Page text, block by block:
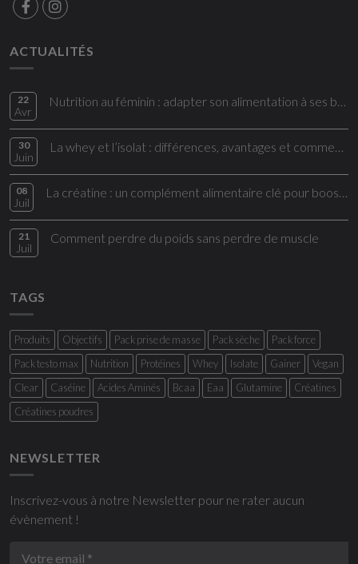
ACTUALITÉS
22
Avr
Nutrition au féminin : adapter son alimentation à ses besoins
30
Juin
La whey et l’isolat : différences, avantages et comment bien les choisir
08
Juil
La créatine : un complément alimentaire clé pour booster vos performances
21
Juil
Comment perdre du poids sans perdre de muscle
TAGS
Produits Objectifs Pack prise de masse Pack sèche
Pack force
Pack testo max
Nutrition Protéines Whey Isolate Gainer
Vegan
Clear
Caséine Acides Aminés Bcaa Eaa Glutamine
Créatines
Créatines poudres
NEWSLETTER
Inscrivez-vous à notre Newsletter pour ne rater aucun
évènement !